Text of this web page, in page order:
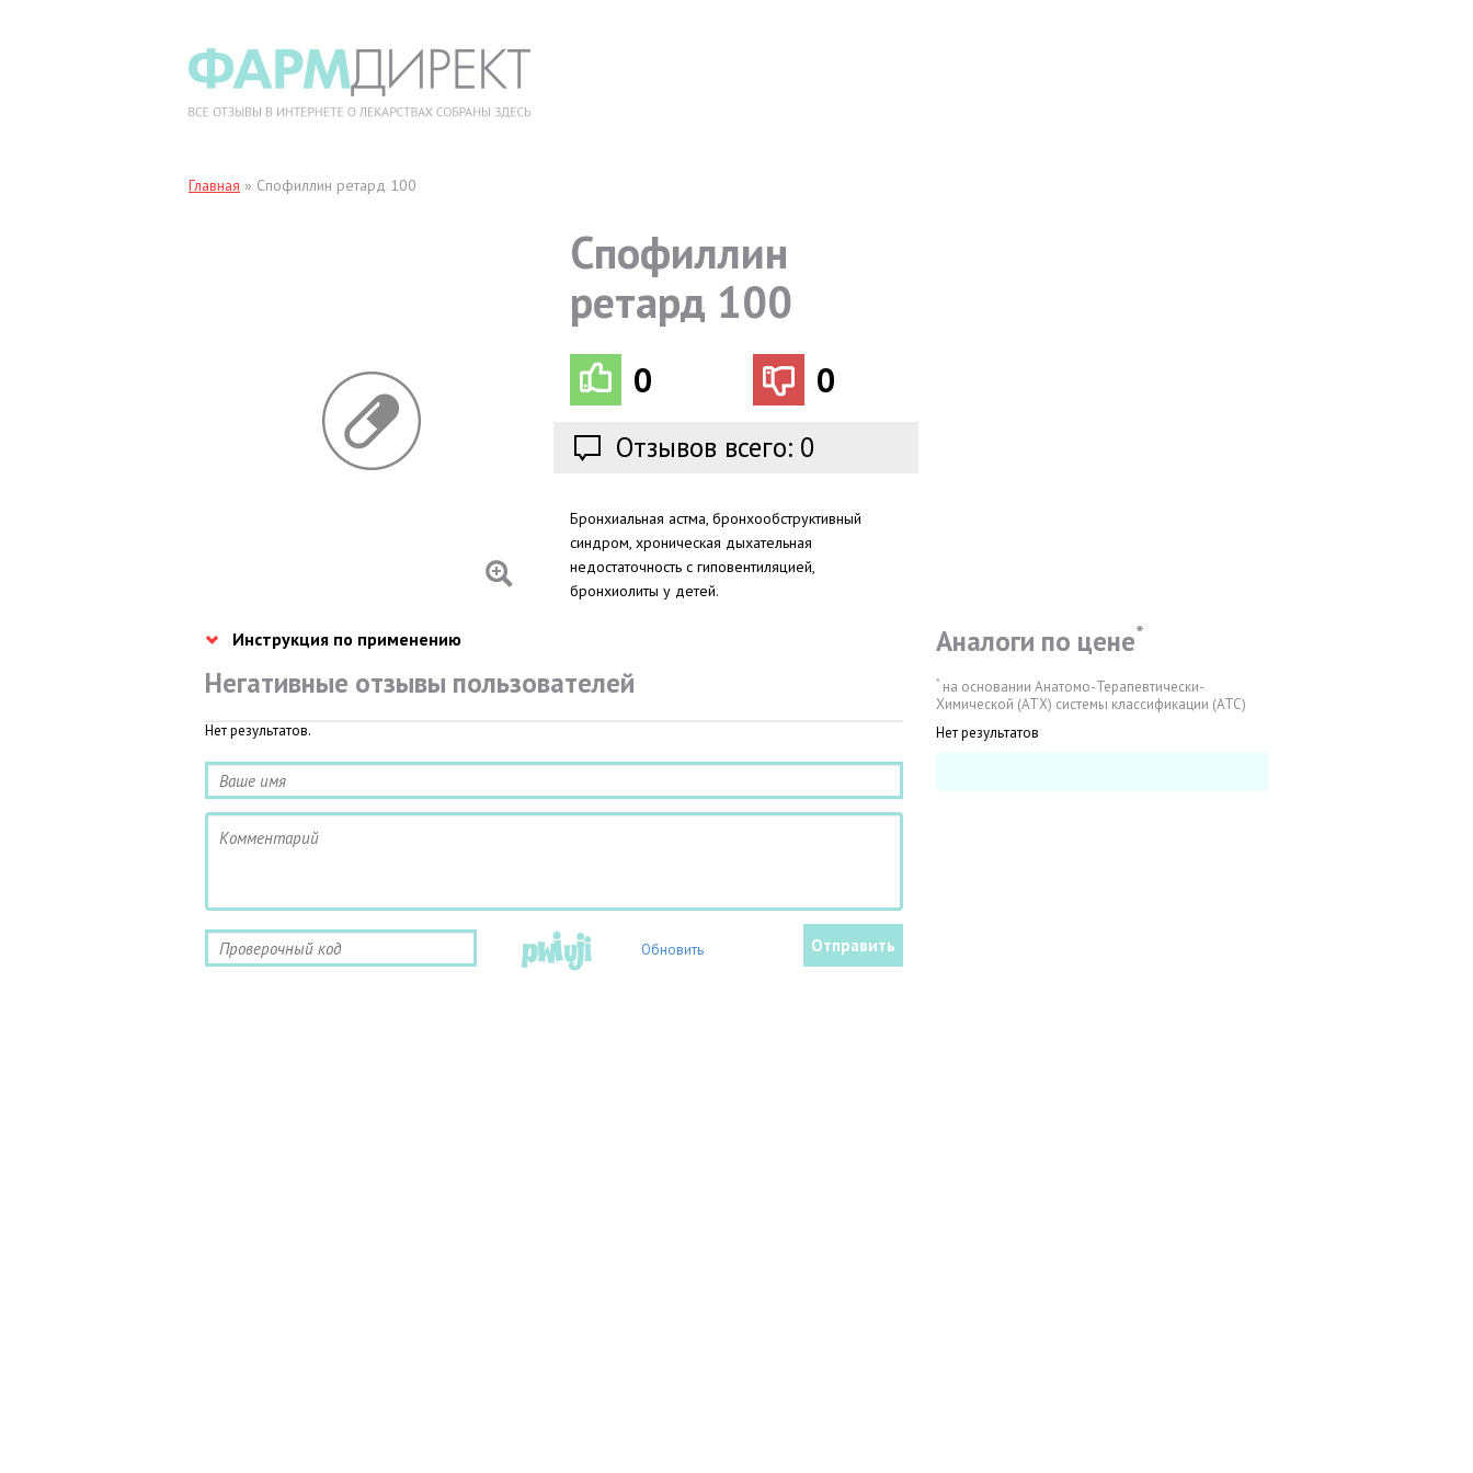
Главная » Спофиллин ретард 100
Спофиллин
ретард 100
0 0
Отзывов всего: 0
Бронхиальная астма, бронхообструктивный
синдром, хроническая дыхательная
недостаточность с гиповентиляцией,
бронхиолиты у детей.
Инструкция по применению
Негативные отзывы пользователей
Нет результатов.
Обновить
Аналоги по цене*
*на основании Анатомо-Терапевтически-
Химической (АТХ) системы классификации (АТС)
Нет результатов